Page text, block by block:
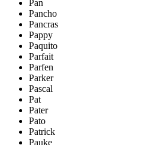
Pan
Pancho
Pancras
Pappy
Paquito
Parfait
Parfen
Parker
Pascal
Pat
Pater
Pato
Patrick
Pauke